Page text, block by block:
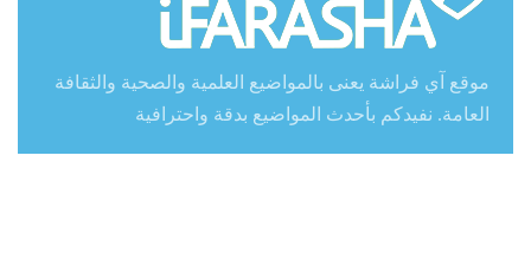
موقع آي فراشة يعنى بالمواضيع العلمية والصحية والثقافة
العامة. نفيدكم بأحدث المواضيع بدقة واحترافية